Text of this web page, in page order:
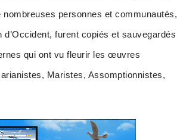
nombreuses personnes et communautés,
furent copiés et sauvegardés
qui ont vu fleurir les œuvres
Maristes, Assomptionnistes,